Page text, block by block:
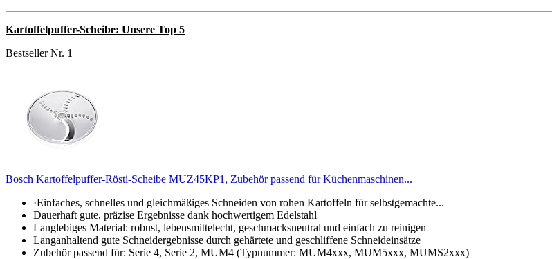
Kartoffelpuffer-Scheibe: Unsere Top 5
Bestseller Nr. 1
Bosch Kartoffelpuffer-Rösti-Scheibe MUZ45KP1, Zubehör passend für Küchenmaschinen...
·Einfaches, schnelles und gleichmäßiges Schneiden von rohen Kartoffeln für selbstgemachte...
Dauerhaft gute, präzise Ergebnisse dank hochwertigem Edelstahl
Langlebiges Material: robust, lebensmittelecht, geschmacksneutral und einfach zu reinigen
Langanhaltend gute Schneidergebnisse durch gehärtete und geschliffene Schneideinsätze
Zubehör passend für: Serie 4, Serie 2, MUM4 (Typnummer: MUM4xxx, MUM5xxx, MUMS2xxx)